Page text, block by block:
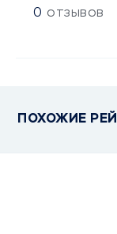
0 отзывов
ПОХОЖИЕ